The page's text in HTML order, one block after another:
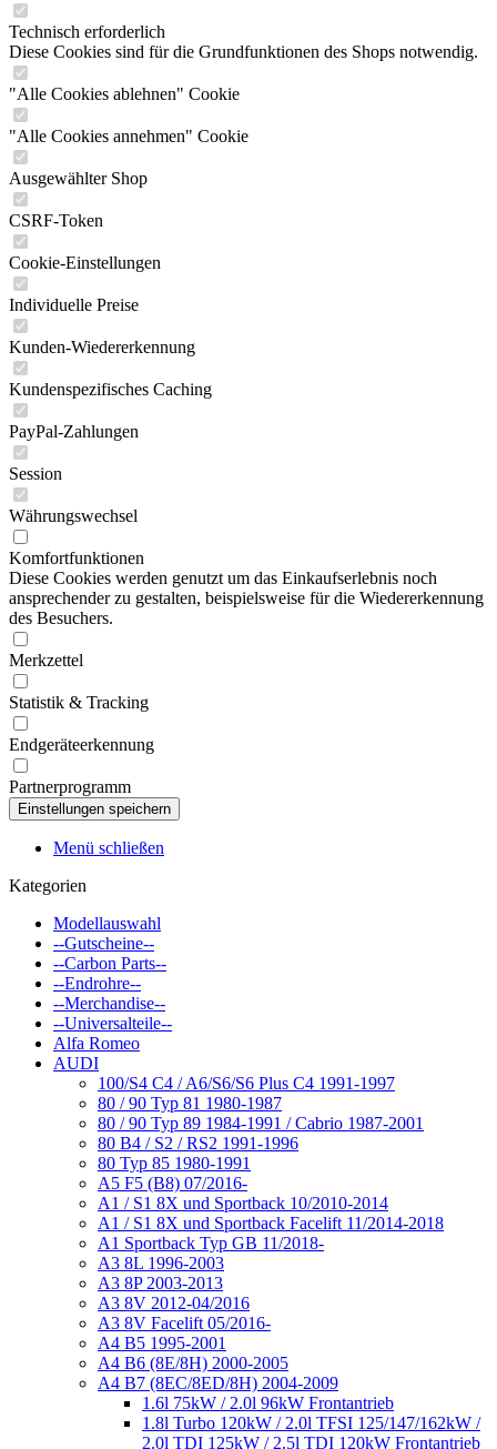
Technisch erforderlich
Diese Cookies sind für die Grundfunktionen des Shops notwendig.
"Alle Cookies ablehnen" Cookie
"Alle Cookies annehmen" Cookie
Ausgewählter Shop
CSRF-Token
Cookie-Einstellungen
Individuelle Preise
Kunden-Wiedererkennung
Kundenspezifisches Caching
PayPal-Zahlungen
Session
Währungswechsel
Komfortfunktionen
Diese Cookies werden genutzt um das Einkaufserlebnis noch
ansprechender zu gestalten, beispielsweise für die Wiedererkennung
des Besuchers.
Merkzettel
Statistik & Tracking
Endgeräteerkennung
Partnerprogramm
Menü schließen
Kategorien
Modellauswahl
--Gutscheine--
--Carbon Parts--
--Endrohre--
--Merchandise--
--Universalteile--
Alfa Romeo
AUDI
100/S4 C4 / A6/S6/S6 Plus C4 1991-1997
80 / 90 Typ 81 1980-1987
80 / 90 Typ 89 1984-1991 / Cabrio 1987-2001
80 B4 / S2 / RS2 1991-1996
80 Typ 85 1980-1991
A5 F5 (B8) 07/2016-
A1 / S1 8X und Sportback 10/2010-2014
A1 / S1 8X und Sportback Facelift 11/2014-2018
A1 Sportback Typ GB 11/2018-
A3 8L 1996-2003
A3 8P 2003-2013
A3 8V 2012-04/2016
A3 8V Facelift 05/2016-
A4 B5 1995-2001
A4 B6 (8E/8H) 2000-2005
A4 B7 (8EC/8ED/8H) 2004-2009
1.6l 75kW / 2.0l 96kW Frontantrieb
1.8l Turbo 120kW / 2.0l TFSI 125/147/162kW /
2.0l TDI 125kW / 2.5l TDI 120kW Frontantrieb